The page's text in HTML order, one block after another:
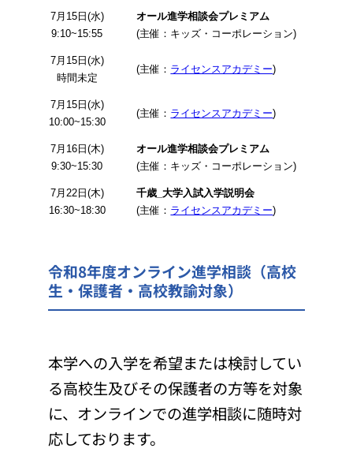
7月15日(水)
9:10~15:55
オール進学相談会プレミアム
(主催：キッズ・コーポレーション)
7月15日(水)
時間未定
(主催： ライセンスアカデミー)
7月15日(水)
10:00~15:30
(主催： ライセンスアカデミー)
7月16日(木)
9:30~15:30
オール進学相談会プレミアム
(主催：キッズ・コーポレーション)
7月22日(木)
16:30~18:30
千歳_大学入試入学説明会
(主催： ライセンスアカデミー)
令和8年度オンライン進学相談（高校
生・保護者・高校教諭対象）
本学への入学を希望または検討してい
る高校生及びその保護者の方等を対象
に、オンラインでの進学相談に随時対
応しております。